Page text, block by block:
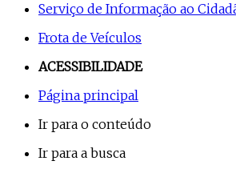
Serviço de Informação ao
Frota de Veículos
ACESSIBILIDADE
Página principal
Ir para o conteúdo
Ir para a busca